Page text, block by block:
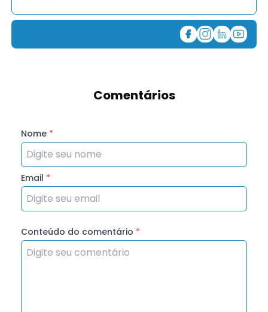
Comentários
Nome *
Email *
Conteúdo do comentário *